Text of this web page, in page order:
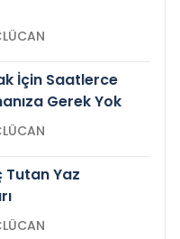
İçin Saatlerce
Gerek Yok
Tutan Yaz